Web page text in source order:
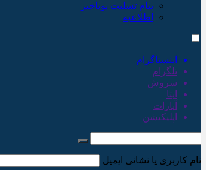
پیام تسلیت پویاخبر
اطلاعیه
اینستاگرام
تلگرام
سروش
ایتا
آپارات
اپلیکیشن
نام کاربری یا نشانی ایمیل